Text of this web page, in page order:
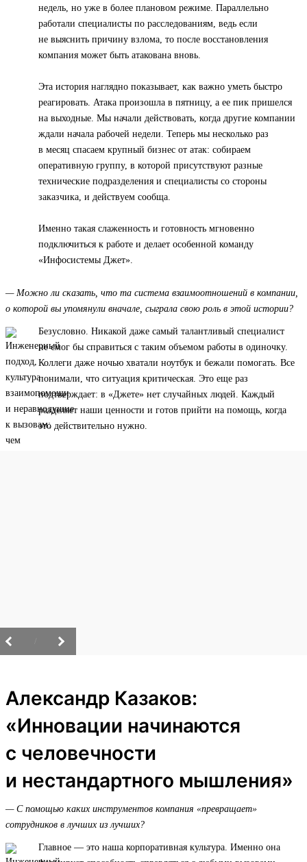
недель, но уже в более плановом режиме. Параллельно
работали специалисты по расследованиям, ведь если
не выяснить причину взлома, то после восстановления
компания может быть атакована вновь.
Эта история наглядно показывает, как важно уметь быстро
реагировать. Атака произошла в пятницу, а ее пик пришелся
на выходные. Мы начали действовать, когда другие компании
ждали начала рабочей недели. Теперь мы несколько раз
в месяц спасаем крупный бизнес от атак: собираем
оперативную группу, в которой присутствуют разные
технические подразделения и специалисты со стороны
заказчика, и действуем сообща.
Именно такая слаженность и готовность мгновенно
подключиться к работе и делает особенной команду
«Инфосистемы Джет».
— Можно ли сказать, что та система взаимоотношений в компании,
о которой вы упомянули вначале, сыграла свою роль в этой истории?
Безусловно. Никакой даже самый талантливый специалист
не смог бы справиться с таким объемом работы в одиночку.
Коллеги даже ночью хватали ноутбук и бежали помогать. Все
понимали, что ситуация критическая. Это еще раз
подтверждает: в «Джете» нет случайных людей. Каждый
разделяет наши ценности и готов прийти на помощь, когда
это действительно нужно.
Александр Казаков:
«Инновации начинаются
с человечности
и нестандартного мышления»
— С помощью каких инструментов компания «превращает»
сотрудников в лучших из лучших?
Главное — это наша корпоративная культура. Именно она